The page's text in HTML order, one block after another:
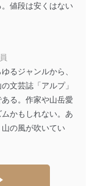
値段は安くはない
るジャンルから、
文芸誌「アルプ」
る。作家や山岳愛
かもしれない。あ
の風が吹いてい